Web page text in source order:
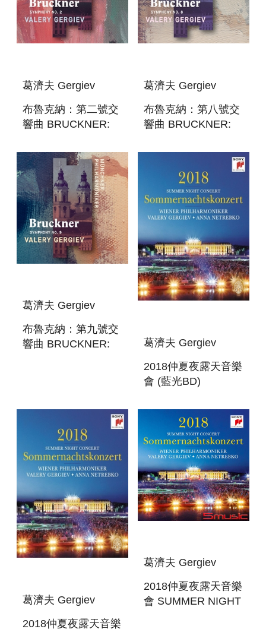
葛濟夫 Gergiev
布魯克納：第二號交
響曲 BRUCKNER:
(RECORDED LIVE
AT ST. FLORIAN)
葛濟夫 Gergiev
布魯克納：第八號交
響曲 BRUCKNER:
(RECORDED LIVE
AT ST. FLORIAN)
葛濟夫 Gergiev
布魯克納：第九號交
響曲 BRUCKNER:
葛濟夫 Gergiev
2018仲夏夜露天音樂
會 (藍光BD)
CONCERT 2018 BD
葛濟夫 Gergiev
2018仲夏夜露天音樂
葛濟夫 Gergiev
2018仲夏夜露天音樂
會 SUMMER NIGHT